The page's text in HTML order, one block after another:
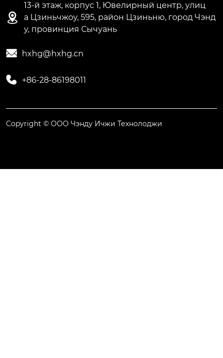

13-й этаж, корпус 1, Ювелирный центр, улиц
а Цзиньчжоу, 595, район Цзиньню, город Чэнд
у, провинция Сычуань
 hxhg@hxhg.cn
 +86-28-86198011
Copyright © ООО Чэнду Ичжи Технолоджи